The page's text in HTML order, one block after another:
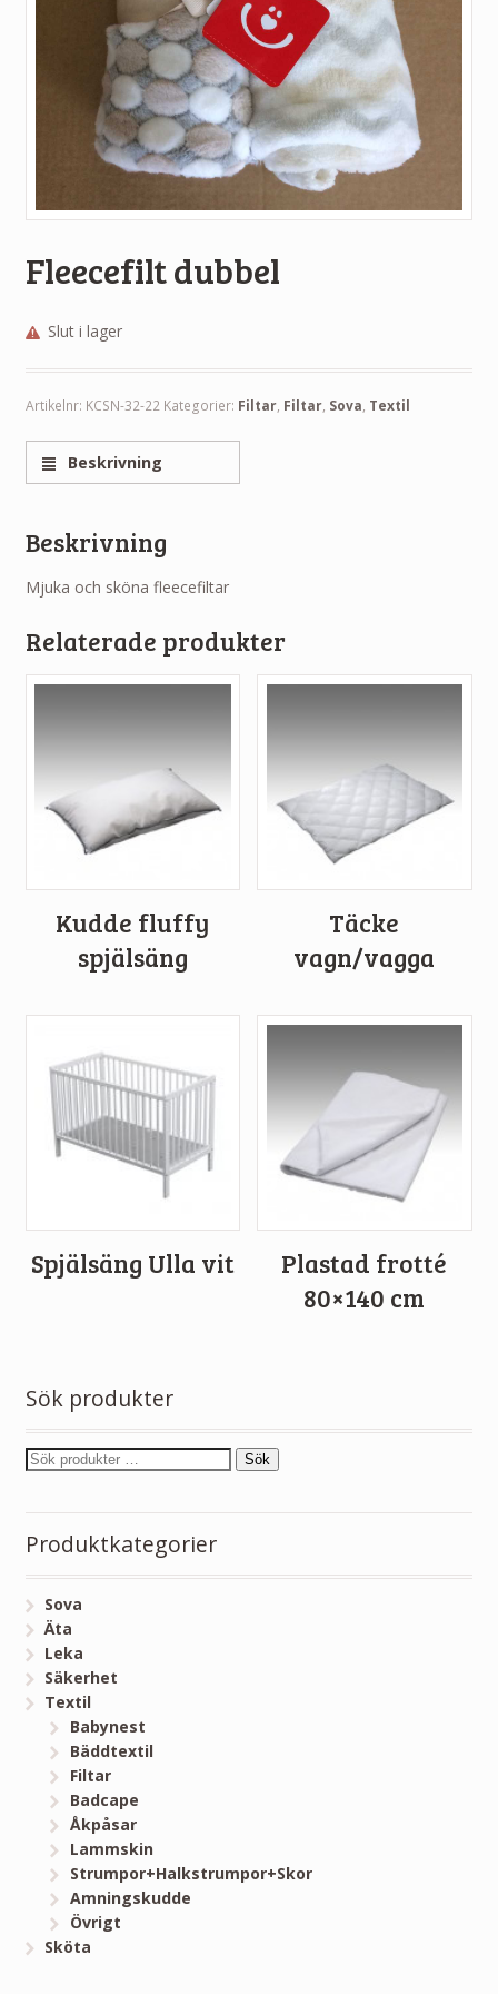
Fleecefilt dubbel
Slut i lager
Artikelnr: KCSN-32-22 Kategorier: Filtar, Filtar, Sova, Textil
Beskrivning
Beskrivning
Mjuka och sköna fleecefiltar
Relaterade produkter
Kudde fluffy
spjälsäng
Täcke
vagn/vagga
Spjälsäng Ulla vit
Plastad frotté
80×140 cm
Sök produkter
Sök
Produktkategorier
Sova
Äta
Leka
Säkerhet
Textil
Babynest
Bäddtextil
Filtar
Badcape
Åkpåsar
Lammskin
Strumpor+Halkstrumpor+Skor
Amningskudde
Övrigt
Sköta